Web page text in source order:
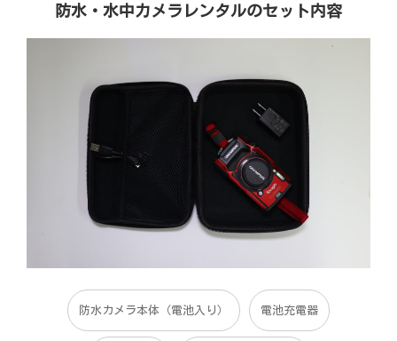
防水・水中カメラレンタルのセット内容
防水カメラ本体（電池入り） 電池充電器